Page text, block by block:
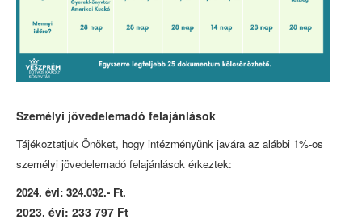
Személyi jövedelemadó felajánlások
Tájékoztatjuk Önöket, hogy intézményünk javára az alábbi 1%-os
személyi jövedelemadó felajánlások érkeztek:
2024. évi: 324.032.- Ft.
2023. évi: 233 797 Ft